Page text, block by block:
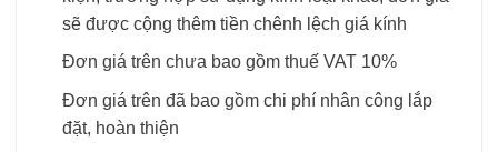
sẽ được cộng thêm tiền chênh lệch giá kính
Đơn giá trên chưa bao gồm thuế VAT 10%
Đơn giá trên đã bao gồm chi phí nhân công lắp
đặt, hoàn thiện